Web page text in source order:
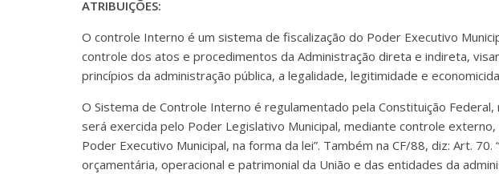
ATRIBUIÇÕES:
O controle Interno é um sistema de fiscalização do Poder Executivo
controle dos atos e procedimentos da Administração direta e indireta,
princípios da administração pública, a legalidade, legitimidade e
O Sistema de Controle Interno é regulamentado pela Constituição Federal,
será exercida pelo Poder Legislativo Municipal, mediante controle
Poder Executivo Municipal, na forma da lei”. Também na CF/88, diz: Art. 70.
orçamentária, operacional e patrimonial da União e das entidades da